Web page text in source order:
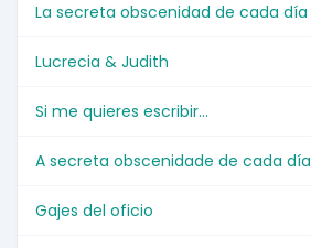
La secreta obscenidad de cada día
Lucrecia & Judith
Si me quieres escribir...
A secreta obscenidade de cada día
Gajes del oficio